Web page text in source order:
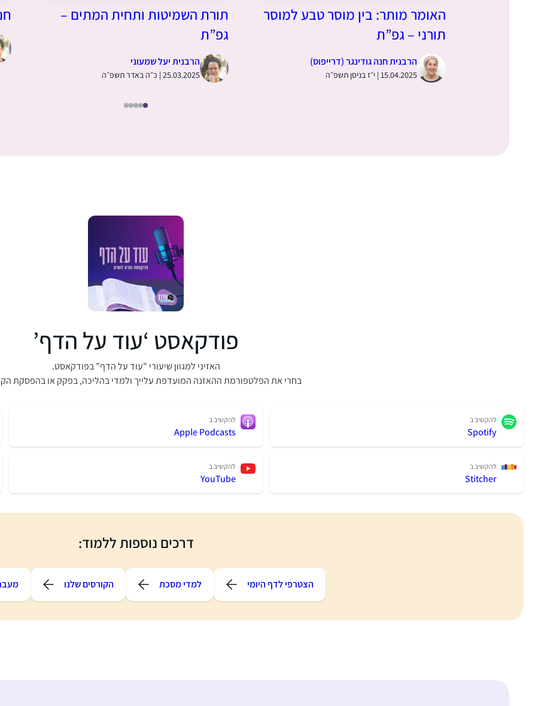
האומר מותר: בין מוסר טבע למוסר
תורני – גפ”ת
הרבנית חנה גודינגר (דרייפוס)
15.04.2025 | י״ז בניסן תשפ״ה
תורת השמיטות ותחית המתים –
גפ”ת
הרבנית יעל שמעוני
25.03.2025 | כ״ה באדר תשפ״ה
פודקאסט ‘עוד על הדף’
האזיני למגוון שיעורי "עוד על הדף” בפודקאסט.
בחרי את הפלטפורמת ההאזנה המועדפת עלייך ולמדי בהליכה, בפקק או בהפסקת
להקשיב ב
Spotify
להקשיב ב
Apple Podcasts
להקשיב ב
Stitcher
להקשיב ב
YouTube
דרכים נוספות ללמוד:
הצטרפי לדף היומי למדי מסכת הקורסים שלנו